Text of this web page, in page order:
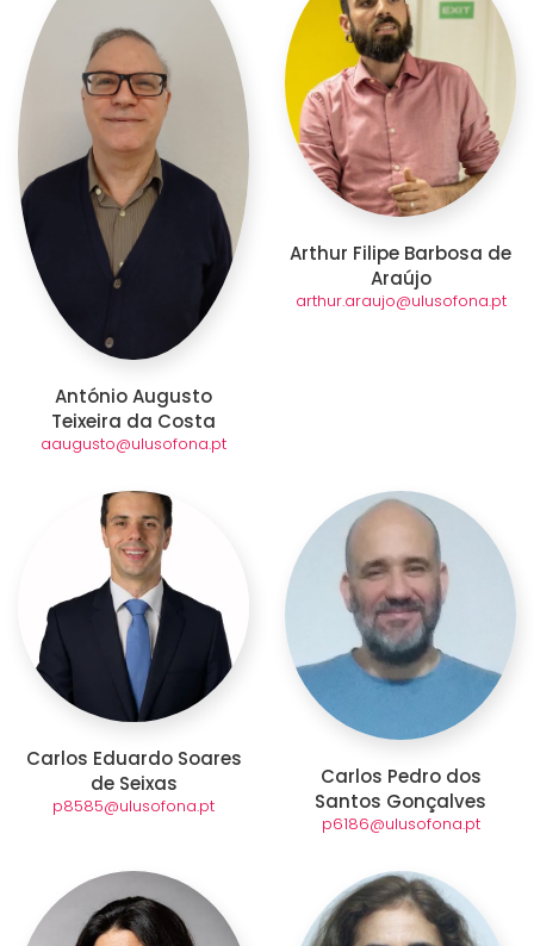
António Augusto
Teixeira da Costa
aaugusto@ulusofona.pt
Arthur Filipe Barbosa de
Araújo
arthur.araujo@ulusofona.pt
Carlos Eduardo Soares
de Seixas
p8585@ulusofona.pt
Carlos Pedro dos
Santos Gonçalves
p6186@ulusofona.pt